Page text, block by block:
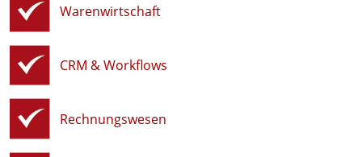
Warenwirtschaft
CRM & Workflows
Rechnungswesen